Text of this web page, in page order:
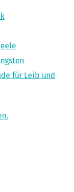
für Leib und